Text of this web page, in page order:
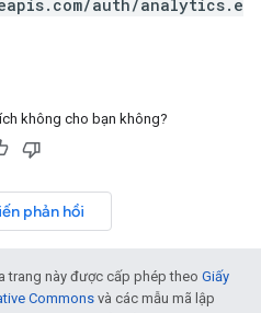
auth/analytics.e
không cho bạn không?
phản hồi
trang này được cấp phép theo Giấy
Commons và các mẫu mã lập